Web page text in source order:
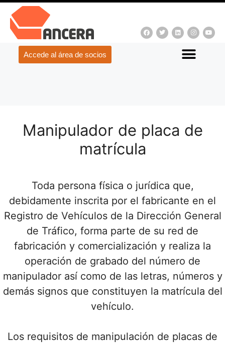
Accede al área de socios
Manipulador de placa de
matrícula
Toda persona física o jurídica que,
debidamente inscrita por el fabricante en el
Registro de Vehículos de la Dirección General
de Tráfico, forma parte de su red de
fabricación y comercialización y realiza la
operación de grabado del número de
manipulador así como de las letras, números y
demás signos que constituyen la matrícula del
vehículo.
Los requisitos de manipulación de placas de